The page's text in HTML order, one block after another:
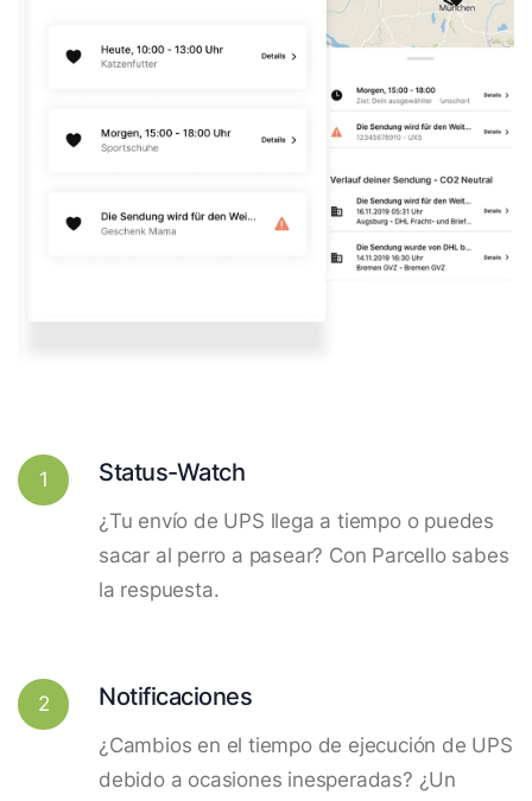
1 Status-Watch
¿Tu envío de UPS llega a tiempo o puedes
sacar al perro a pasear? Con Parcello sabes
la respuesta.
2 Notificaciones
¿Cambios en el tiempo de ejecución de UPS
debido a ocasiones inesperadas? ¿Un